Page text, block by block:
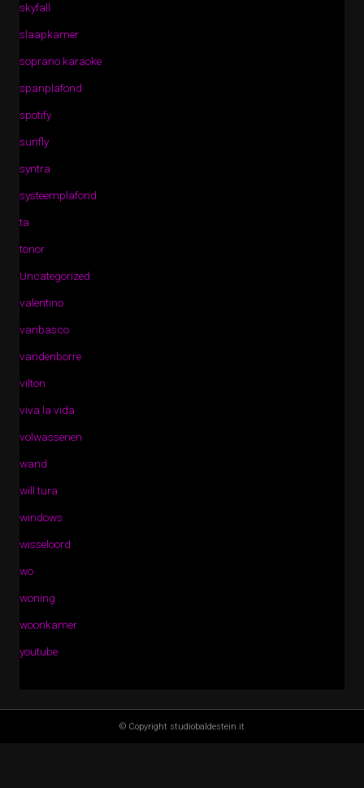
skyfall
slaapkamer
soprano karaoke
spanplafond
spotify
sunfly
syntra
systeemplafond
ta
tonor
Uncategorized
valentino
vanbasco
vandenborre
vilton
viva la vida
volwassenen
wand
will tura
windows
wisseloord
wo
woning
woonkamer
youtube
© Copyright studiobaldestein.it